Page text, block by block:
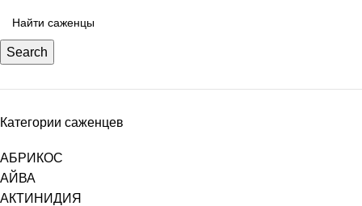
Search
Категории саженцев
АБРИКОС
АЙВА
АКТИНИДИЯ